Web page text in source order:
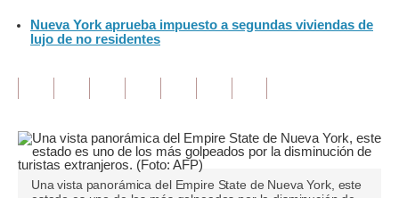
Plus G
Blogs
Nueva York aprueba impuesto a segundas viviendas de
lujo de no residentes
Una vista panorámica del Empire State de Nueva York, este